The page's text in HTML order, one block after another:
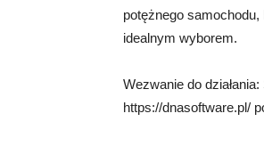
potężnego
idealnym wyborem.
Wezwanie do
https://dnasoftware.pl/